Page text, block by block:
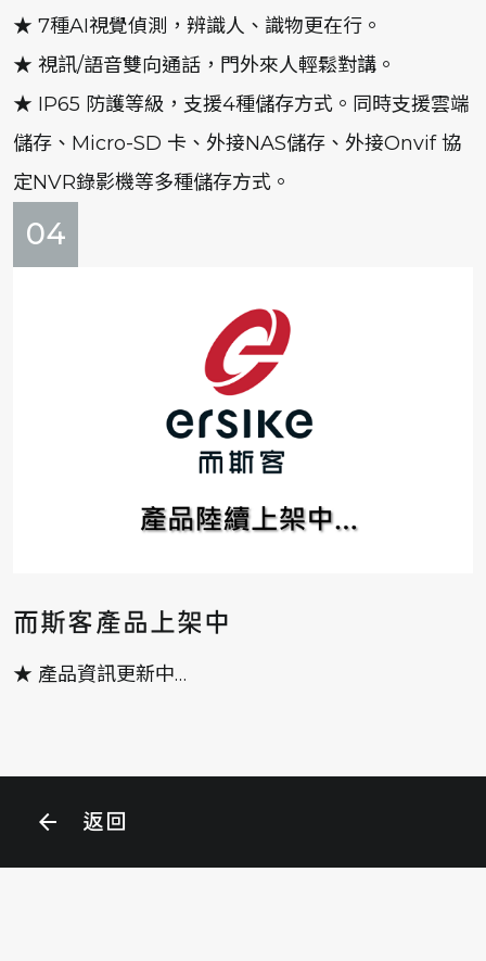
arrow_back 返回
★ 7種AI視覺偵測，辨識人、識物更在行。
★ 視訊/語音雙向通話，門外來人輕鬆對講。
★ IP65 防護等級，支援4種儲存方式。同時支援雲端
儲存、Micro-SD 卡、外接NAS儲存、外接Onvif 協
定NVR錄影機等多種儲存方式。
04
而斯客產品上架中
★ 產品資訊更新中…